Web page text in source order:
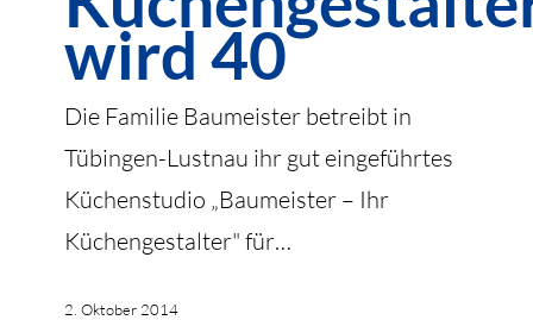
wird 40
Die Familie Baumeister betreibt in
Tübingen-Lustnau ihr gut eingeführtes
Küchenstudio „Baumeister – Ihr
Küchengestalter" für…
2. Oktober 2014